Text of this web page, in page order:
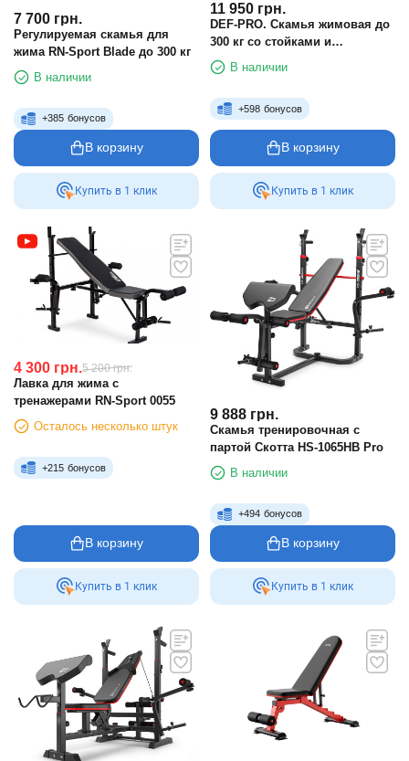
7 700 грн.
Регулируемая скамья для
жима RN-Sport Blade до 300 кг
В наличии
+385 бонусов
В корзину
Купить в 1 клик
11 950 грн.
DEF-PRO. Скамья жимовая до
300 кг со стойками и
страховыми упорами черный
В наличии
+598 бонусов
В корзину
Купить в 1 клик
4 300 грн.5 200 грн.
Лавка для жима с
тренажерами RN-Sport 0055
Осталось несколько штук
+215 бонусов
В корзину
Купить в 1 клик
9 888 грн.
Скамья тренировочная с
партой Скотта HS-1065HB Pro
В наличии
+494 бонусов
В корзину
Купить в 1 клик